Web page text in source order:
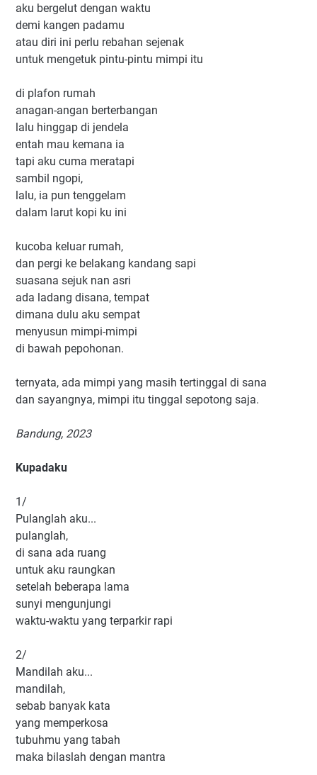
aku bergelut dengan waktu
demi kangen padamu
atau diri ini perlu rebahan sejenak
untuk mengetuk pintu-pintu mimpi itu
di plafon rumah
anagan-angan berterbangan
lalu hinggap di jendela
entah mau kemana ia
tapi aku cuma meratapi
sambil ngopi,
lalu, ia pun tenggelam
dalam larut kopi ku ini
kucoba keluar rumah,
dan pergi ke belakang kandang sapi
suasana sejuk nan asri
ada ladang disana, tempat
dimana dulu aku sempat
menyusun mimpi-mimpi
di bawah pepohonan.
ternyata, ada mimpi yang masih tertinggal di sana
dan sayangnya, mimpi itu tinggal sepotong saja.
Bandung, 2023
Kupadaku
1/
Pulanglah aku...
pulanglah,
di sana ada ruang
untuk aku raungkan
setelah beberapa lama
sunyi mengunjungi
waktu-waktu yang terparkir rapi
2/
Mandilah aku...
mandilah,
sebab banyak kata
yang memperkosa
tubuhmu yang tabah
maka bilaslah dengan mantra